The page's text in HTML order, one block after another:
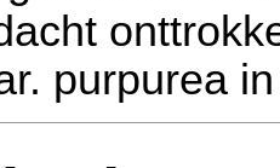
purpurea